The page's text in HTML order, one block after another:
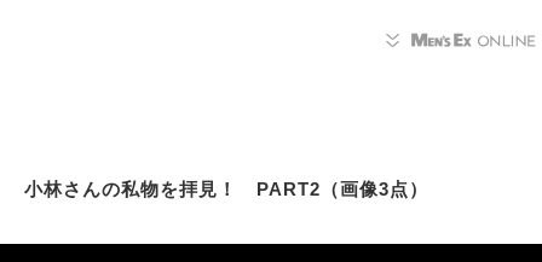
小林さんの私物を拝見！ PART2（画像3点）